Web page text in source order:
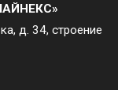
д. 34, строение